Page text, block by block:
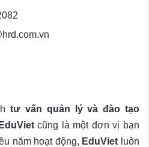
tư vấn quản lý và đào tạo
EduVietcũng là một đơn vị bạn
năm hoạt động, EduViet luôn